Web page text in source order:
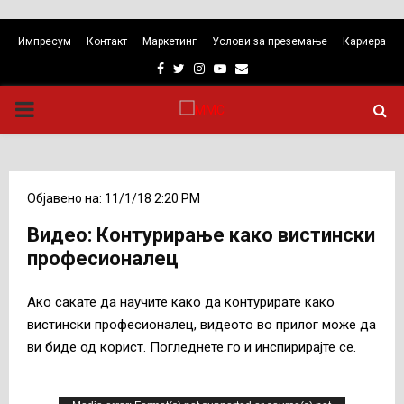
Импресум Контакт Маркетинг Услови за преземање Кариера
Facebook
TwitterInstagram
Youtube
Email
PRIMARY
Објавено на: 11/1/18 2:20 PM
Видео: Контурирање како вистински
професионалец
Ако сакате да научите како да контурирате како
вистински професионалец, видеото во прилог може да
ви биде од корист. Погледнете го и инспирирајте се.